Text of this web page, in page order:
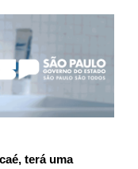
terá uma